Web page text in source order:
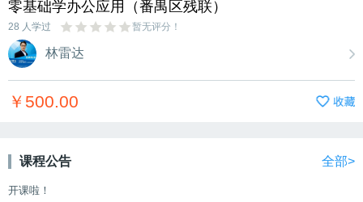
零基础学办公应用（番禺区残联）
28 人学过 暂无评分！
林雷达
￥500.00
课程公告 全部>
开课啦！